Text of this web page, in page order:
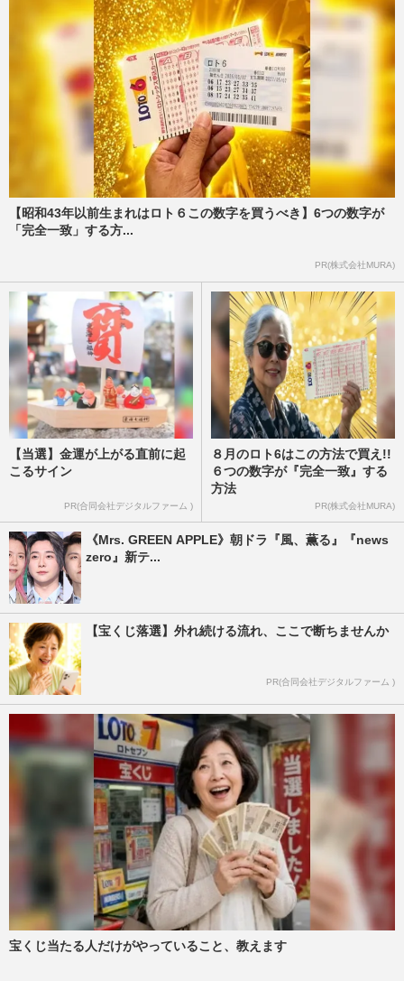
【昭和43年以前生まれはロト６この数字を買うべき】6つの数字が
「完全一致」する方...
PR(株式会社MURA)
【当選】金運が上がる直前に起
こるサイン
PR(合同会社デジタルファーム )
８月のロト6はこの方法で買え!!
６つの数字が『完全一致』する
方法
PR(株式会社MURA)
《Mrs. GREEN APPLE》朝ドラ『風、薫る』『news
zero』新テ...
【宝くじ落選】外れ続ける流れ、ここで断ちませんか
PR(合同会社デジタルファーム )
宝くじ当たる人だけがやっていること、教えます